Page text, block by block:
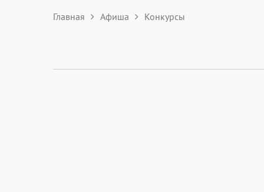
Главная Афиша Конкурсы